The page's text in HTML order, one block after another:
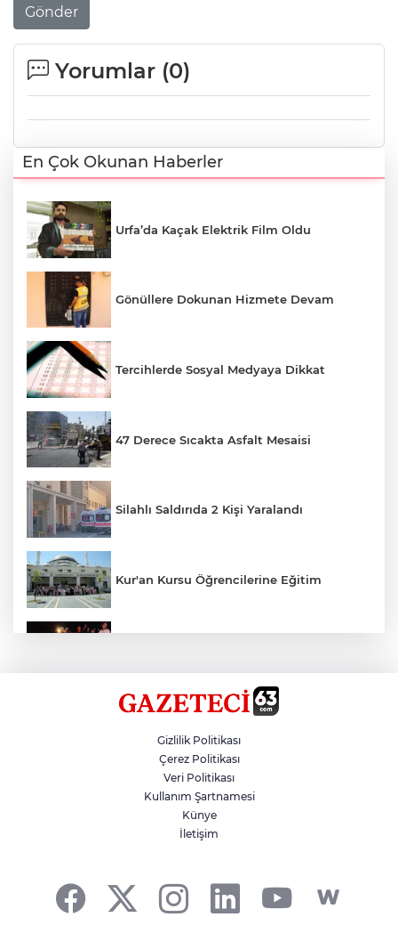
Gönder
Yorumlar (0)
En Çok Okunan Haberler
Urfa’da Kaçak Elektrik Film Oldu
Gönüllere Dokunan Hizmete Devam
Tercihlerde Sosyal Medyaya Dikkat
47 Derece Sıcakta Asfalt Mesaisi
Silahlı Saldırıda 2 Kişi Yaralandı
Kur'an Kursu Öğrencilerine Eğitim
Siverek’te Mahmut Gülel Dönemi
Filistin Konvoyuna Coşkulu Karşılama
Gizlilik Politikası
Çerez Politikası
Veri Politikası
Kullanım Şartnamesi
Künye
İletişim